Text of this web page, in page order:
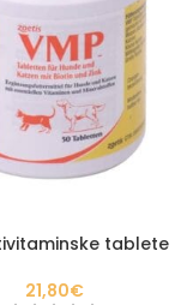
tablete
21,80€